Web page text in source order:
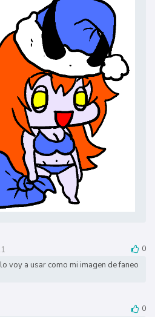
0
voy a usar como mi imagen de faneo
0